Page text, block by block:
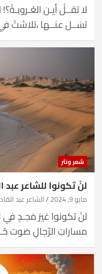
لا تقــلْ أيـن
تسَــل عنــها ،تلاشتْ
شعر ونثر
لنْ تَكونوا للشاعر عبد
مايو 9, 2024 الشاعر عبد
لنْ تكونوا غيرَ مَجـدٍ
مساراتِ الرّجالِ صَوت